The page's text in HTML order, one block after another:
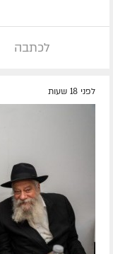
לכתבה
לפני 18 שעות